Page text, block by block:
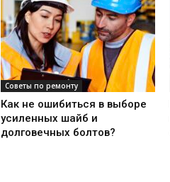
Советы по ремонту
Как не ошибиться в выборе
усиленных шайб и
долговечных болтов?